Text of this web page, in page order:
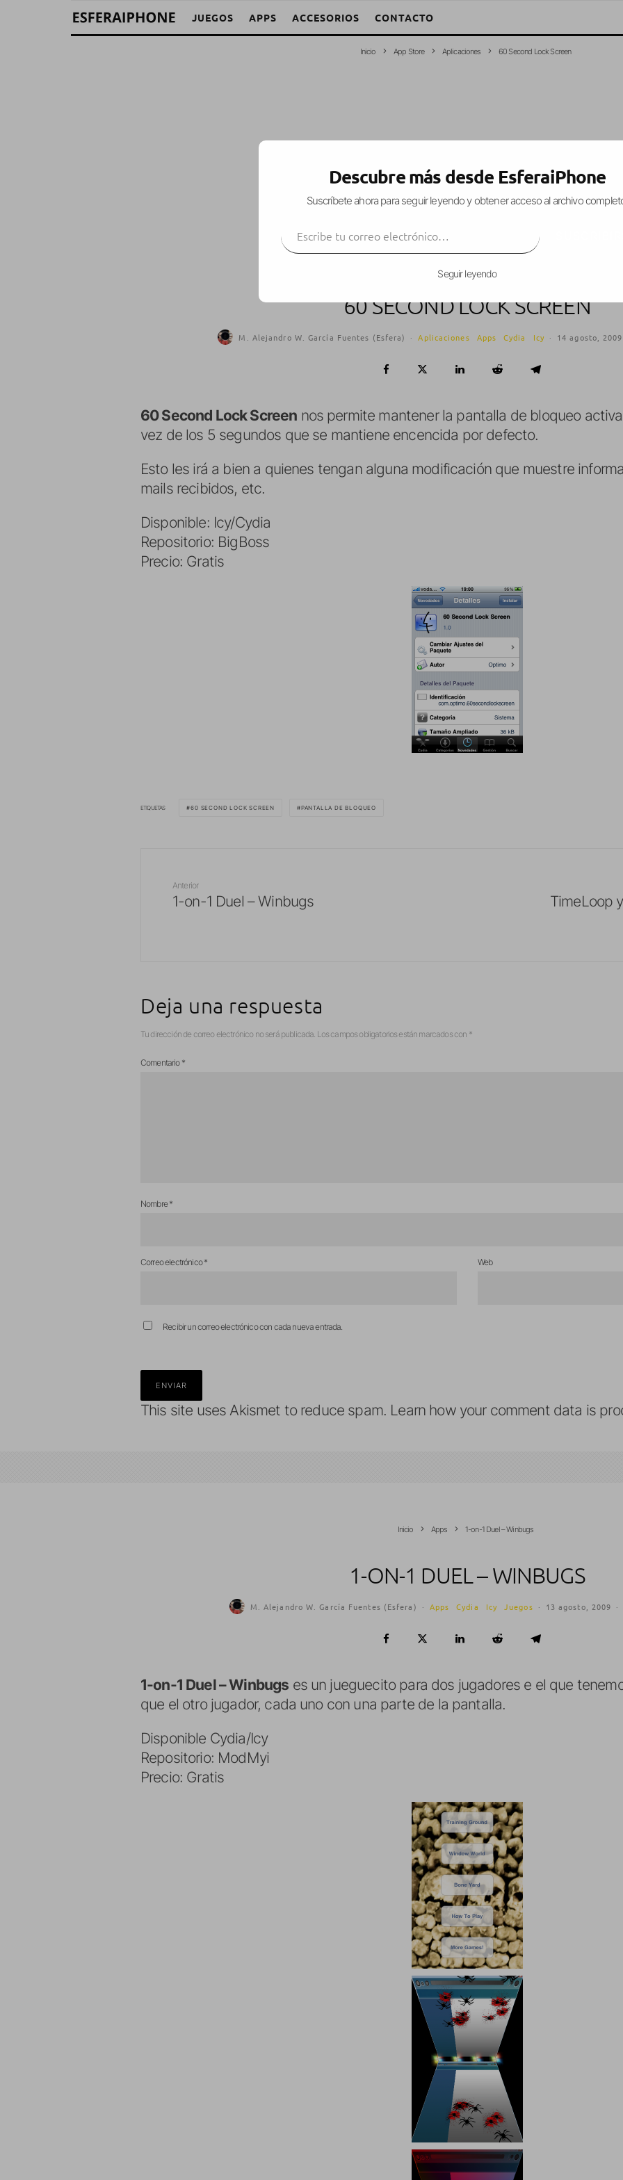
JUEGOS APPS ACCESORIOS CONTACTO
Inicio App Store Aplicaciones 60 Second Lock Screen
60 SECOND LOCK SCREEN
M. Alejandro W. García Fuentes (Esfera) · Aplicaciones Apps Cydia Icy · 14 agosto, 2009
60 Second Lock Screen nos permite mantener la pantalla de bloqueo
vez de los 5 segundos que se mantiene encencida por defecto.
Esto les irá a bien a quienes tengan alguna modificación que muestre
mails recibidos, etc.
Disponible: Icy/Cydia
Repositorio: BigBoss
Precio: Gratis
ETIQUETAS 60 SECOND LOCK SCREEN PANTALLA DE BLOQUEO
Anterior
1-on-1 Duel – Winbugs
TimeLoop
Deja una respuesta
Tu dirección de correo electrónico no será publicada. Los campos obligatorios están marcados con *
Comentario *
Nombre*
Correo electrónico* Web
Recibir un correo electrónico con cada nueva entrada.
This site uses Akismet to reduce spam. Learn how your comment data is
Inicio Apps 1-on-1 Duel – Winbugs
1-ON-1 DUEL – WINBUGS
M. Alejandro W. García Fuentes (Esfera) · Apps Cydia Icy Juegos · 13 agosto, 2009 ·
1-on-1 Duel – Winbugs es un jueguecito para dos jugadores e el que
que el otro jugador, cada uno con una parte de la pantalla.
Disponible Cydia/Icy
Repositorio: ModMyi
Precio: Gratis
Descubre más desde EsferaiPhone
Suscríbete ahora para seguir leyendo y obtener acceso al archivo
Seguir leyendo